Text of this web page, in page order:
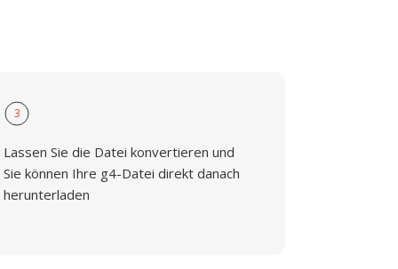
3
Lassen Sie die Datei konvertieren und
Sie können Ihre g4-Datei direkt danach
herunterladen